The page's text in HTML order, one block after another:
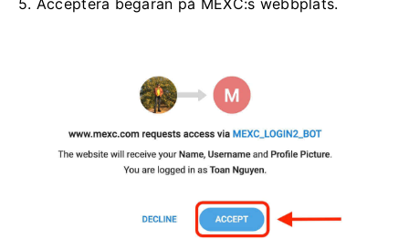
5. Acceptera begäran på MEXC:s webbplats.